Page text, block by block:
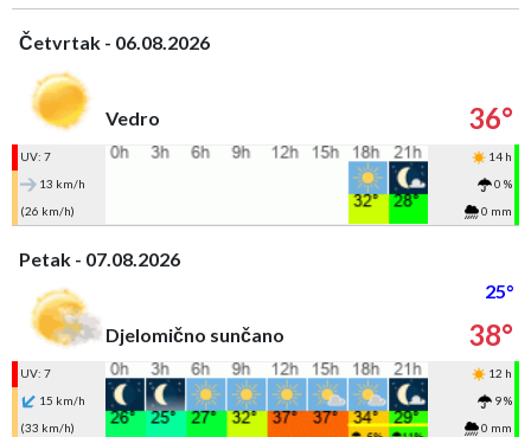
Četvrtak - 06.08.2026
Vedro 36°
UV: 7
14 h
13 km/h
0 %
(26 km/h)
0 mm
Petak - 07.08.2026
25°
Djelomično sunčano
38°
UV: 7
12 h
15 km/h
9 %
(33 km/h)
0 mm